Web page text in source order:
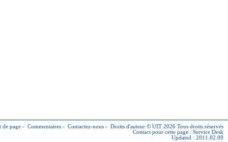
de page - Commentaires - Contactez-nous - Droits d'auteur © UIT 2026 Tous droits réservés
Contact pour cette page : Service Desk
Updated : 2011.02.09